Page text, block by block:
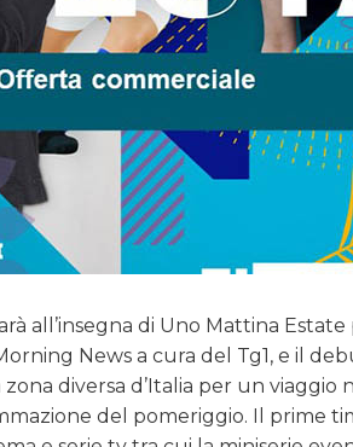
all’insegna di Uno Mattina
News a cura del Tg1, e il
diversa d’Italia per un
del pomeriggio. Il prime